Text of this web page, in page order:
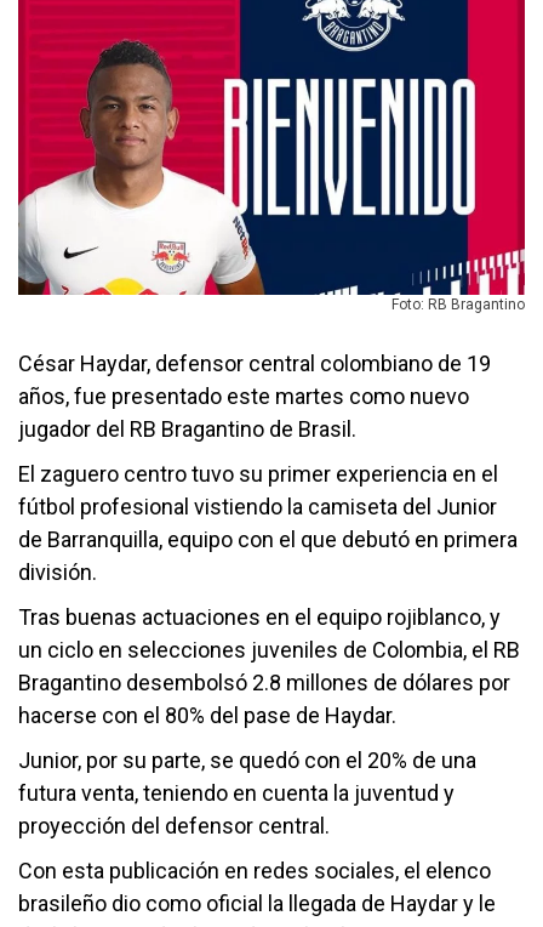
Foto: RB Bragantino
César Haydar, defensor central colombiano de 19
años, fue presentado este martes como nuevo
jugador del RB Bragantino de Brasil.
El zaguero centro tuvo su primer experiencia en el
fútbol profesional vistiendo la camiseta del Junior
de Barranquilla, equipo con el que debutó en primera
división.
Tras buenas actuaciones en el equipo rojiblanco, y
un ciclo en selecciones juveniles de Colombia, el RB
Bragantino desembolsó 2.8 millones de dólares por
hacerse con el 80% del pase de Haydar.
Junior, por su parte, se quedó con el 20% de una
futura venta, teniendo en cuenta la juventud y
proyección del defensor central.
Con esta publicación en redes sociales, el elenco
brasileño dio como oficial la llegada de Haydar y le